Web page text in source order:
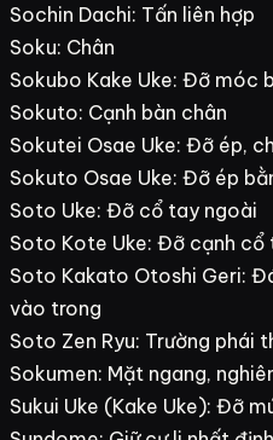
Sochin Dachi: Tấn liên hợp
Soku: Chân
Sokubo Kake Uke: Đỡ móc
Sokuto: Cạnh bàn chân
Sokutei Osae Uke: Đỡ ép,
Sokuto Osae Uke: Đỡ ép
Soto Uke: Đỡ cổ tay ngoài
Soto Kote Uke: Đỡ cạnh cổ
Soto Kakato Otoshi Geri:
vào trong
Soto Zen Ryu: Trường phái
Sokumen: Mặt ngang,
Sukui Uke (Kake Uke): Đỡ